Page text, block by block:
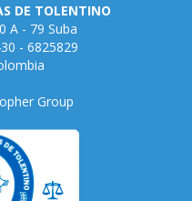
DE TOLENTINO
A - 79 Suba
- 6825829
Group